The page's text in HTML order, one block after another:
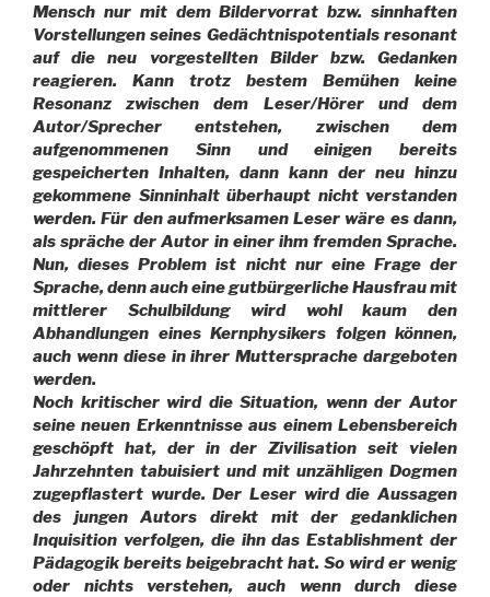
Mensch nur mit dem Bildervorrat bzw. sinnhaften
Vorstellungen seines Gedächtnispotentials resonant
auf die neu vorgestellten Bilder bzw. Gedanken
reagieren. Kann trotz bestem Bemühen keine
Resonanz zwischen dem Leser/Hörer und dem
Autor/Sprecher entstehen, zwischen dem
aufgenommenen Sinn und einigen bereits
gespeicherten Inhalten, dann kann der neu hinzu
gekommene Sinninhalt überhaupt nicht verstanden
werden. Für den aufmerksamen Leser wäre es dann,
als spräche der Autor in einer ihm fremden Sprache.
Nun, dieses Problem ist nicht nur eine Frage der
Sprache, denn auch eine gutbürgerliche Hausfrau mit
mittlerer Schulbildung wird wohl kaum den
Abhandlungen eines Kernphysikers folgen können,
auch wenn diese in ihrer Muttersprache dargeboten
werden.
Noch kritischer wird die Situation, wenn der Autor
seine neuen Erkenntnisse aus einem Lebensbereich
geschöpft hat, der in der Zivilisation seit vielen
Jahrzehnten tabuisiert und mit unzähligen Dogmen
zugepflastert wurde. Der Leser wird die Aussagen
des jungen Autors direkt mit der gedanklichen
Inquisition verfolgen, die ihn das Establishment der
Pädagogik bereits beigebracht hat. So wird er wenig
oder nichts verstehen, auch wenn durch diese